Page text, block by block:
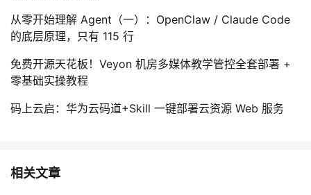
从零开始理解 Agent（一）：OpenClaw / Claude Code
的底层原理，只有 115 行
免费开源天花板！Veyon 机房多媒体教学管控全套部署 +
零基础实操教程
码上云启：华为云码道+Skill 一键部署云资源 Web 服务
相关文章